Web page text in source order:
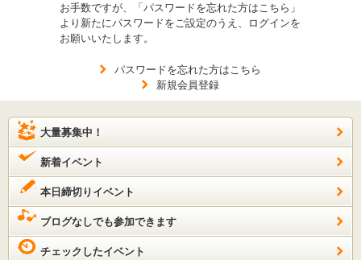
お手数ですが、「パスワードを忘れた方はこちら」
より新たにパスワードをご設定のうえ、ログインを
お願いいたします。
パスワードを忘れた方はこちら
新規会員登録
大量募集中！
新着イベント
本日締切りイベント
ブログなしでも参加できます
チェックしたイベント